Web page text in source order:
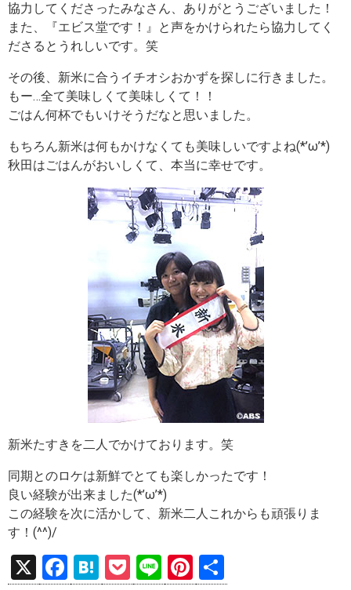
協力してくださったみなさん、ありがとうございました！
また、『エビス堂です！』と声をかけられたら協力してく
ださるとうれしいです。笑
その後、新米に合うイチオシおかずを探しに行きました。
もー…全て美味しくて美味しくて！！
ごはん何杯でもいけそうだなと思いました。
もちろん新米は何もかけなくても美味しいですよね(*’ω’*)
秋田はごはんがおいしくて、本当に幸せです。
新米たすきを二人でかけております。笑
同期とのロケは新鮮でとても楽しかったです！
良い経験が出来ました(*’ω’*)
この経験を次に活かして、新米二人これからも頑張りま
す！(^^)/
X
F
H
P
Li
Pi